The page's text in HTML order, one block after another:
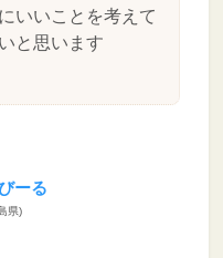
いいことを考えて
と思います
ーる
県)